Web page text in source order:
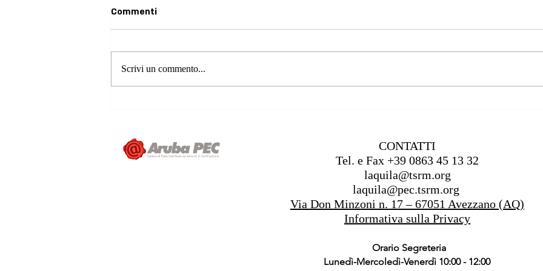
Commenti
Scrivi un commento...
CONTATTI
Tel. e Fax +39 0863 45 13 32
laquila@tsrm.org
laquila@pec.tsrm.org
Via Don Minzoni n. 17 – 67051 Avezzano (AQ)
Informativa sulla Privacy
Orario Segreteria
Lunedì-Mercoledì-Venerdì 10:00 - 12:00